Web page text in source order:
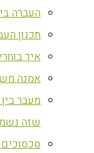
העברה
תכנון
איך
אמנה
מעבר
שזה
סכסוכים